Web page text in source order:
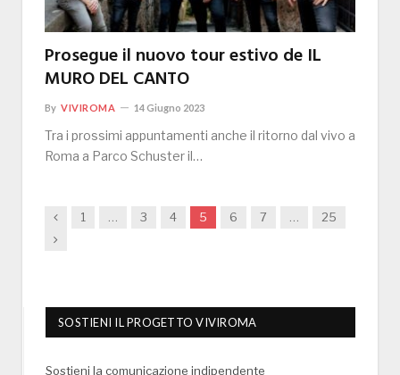
Prosegue il nuovo tour estivo de IL
MURO DEL CANTO
By VIVIROMA 14 Giugno 2023
Tra i prossimi appuntamenti anche il ritorno dal vivo a
Roma a Parco Schuster il…
Previous
1 … 3 4 5 6 7 …
25
Next
SOSTIENI IL PROGETTO VIVIROMA
Sostieni la comunicazione indipendente